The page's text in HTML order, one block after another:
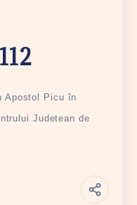
Apostol Picu în
Judetean de